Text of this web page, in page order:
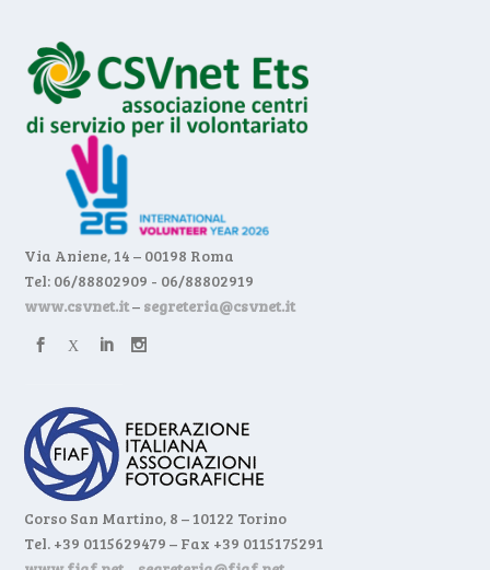
Via Aniene, 14 – 00198 Roma
Tel: 06/88802909 - 06/88802919
www.csvnet.it– segreteria@csvnet.it
Corso San Martino, 8 – 10122 Torino
Tel. +39 0115629479 – Fax +39 0115175291